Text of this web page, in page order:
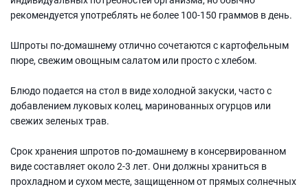
рекомендуется употреблять не более 100-150 граммов в день.
Шпроты по-домашнему отлично сочетаются с картофельным
пюре, свежим овощным салатом или просто с хлебом.
Блюдо подается на стол в виде холодной закуски, часто с
добавлением луковых колец, маринованных огурцов или
свежих зеленых трав.
Срок хранения шпротов по-домашнему в консервированном
виде составляет около 2-3 лет. Они должны храниться в
прохладном и сухом месте, защищенном от прямых солнечных